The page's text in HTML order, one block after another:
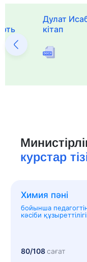
Дулат
кітап
курстар
Химия пәні
бойынша
кәсіби
80/108сағат